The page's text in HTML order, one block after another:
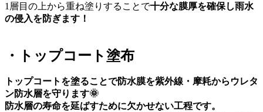
1層目の上から重ね塗りすることで十分な膜厚を確保し雨水
の侵入を防ぎます！
・トップコート塗布
トップコートを塗ることで防水膜を紫外線・摩耗からウレタ
ン防水層を守ります🌞
防水層の寿命を延ばすために欠かせない工程です。